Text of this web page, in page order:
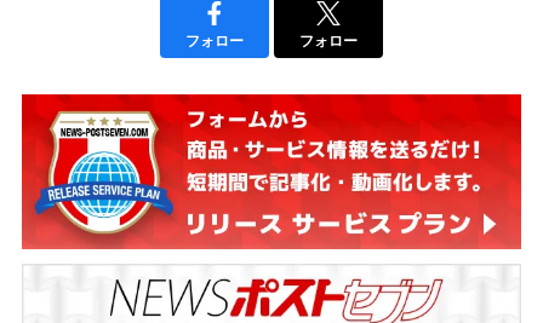
フォロー フォロー